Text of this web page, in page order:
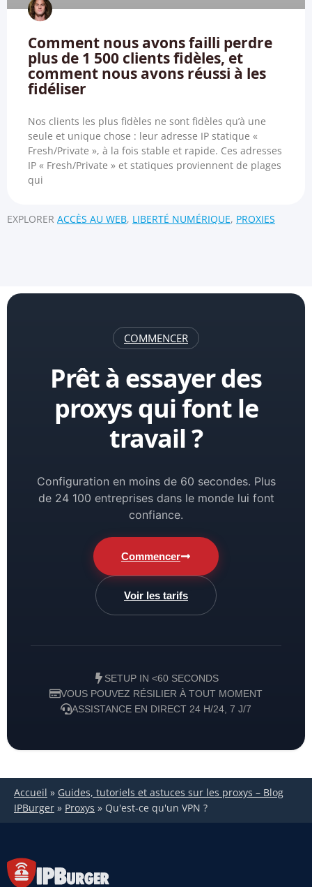
Comment nous avons failli perdre
plus de 1 500 clients fidèles, et
comment nous avons réussi à les
fidéliser
Nos clients les plus fidèles ne sont fidèles qu’à une
seule et unique chose : leur adresse IP statique «
Fresh/Private », à la fois stable et rapide. Ces adresses
IP « Fresh/Private » et statiques proviennent de plages
qui
EXPLORER ACCÈS AU WEB, LIBERTÉ NUMÉRIQUE, PROXIES
COMMENCER
Prêt à essayer des
proxys qui font le
travail ?
Configuration en moins de 60 secondes. Plus
de 24 100 entreprises dans le monde lui font
confiance.
Commencer
Voir les tarifs
SETUP IN <60 SECONDS
VOUS POUVEZ RÉSILIER À TOUT MOMENT
ASSISTANCE EN DIRECT 24 H/24, 7 J/7
Accueil » Guides, tutoriels et astuces sur les proxys – Blog
IPBurger » Proxys » Qu'est-ce qu'un VPN ?